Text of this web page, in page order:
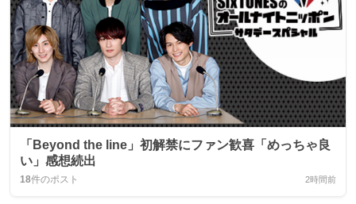
「Beyond the line」初解禁にファン歓喜「めっちゃ良
い」感想続出
18件のポスト 2時間前